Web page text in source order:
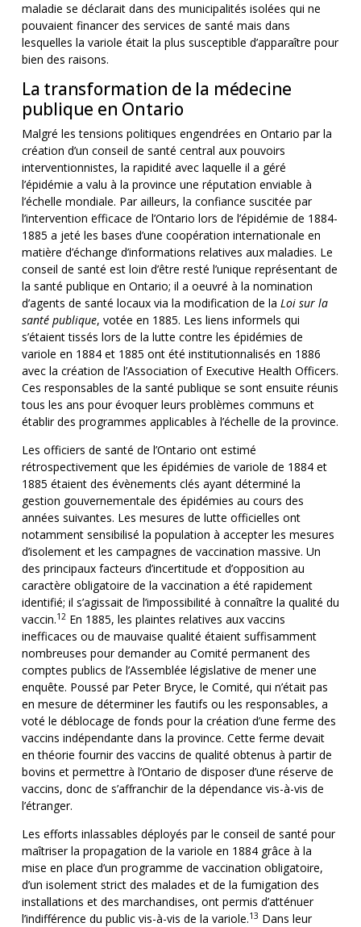
maladie se déclarait dans des municipalités isolées qui ne
pouvaient financer des services de santé mais dans
lesquelles la variole était la plus susceptible d’apparaître pour
bien des raisons.
La transformation de la médecine
publique en Ontario
Malgré les tensions politiques engendrées en Ontario par la
création d’un conseil de santé central aux pouvoirs
interventionnistes, la rapidité avec laquelle il a géré
l’épidémie a valu à la province une réputation enviable à
l’échelle mondiale. Par ailleurs, la confiance suscitée par
l’intervention efficace de l’Ontario lors de l’épidémie de 1884-
1885 a jeté les bases d’une coopération internationale en
matière d’échange d’informations relatives aux maladies. Le
conseil de santé est loin d’être resté l’unique représentant de
la santé publique en Ontario; il a oeuvré à la nomination
d’agents de santé locaux via la modification de la Loi sur la
santé publique, votée en 1885. Les liens informels qui
s’étaient tissés lors de la lutte contre les épidémies de
variole en 1884 et 1885 ont été institutionnalisés en 1886
avec la création de l’Association of Executive Health Officers.
Ces responsables de la santé publique se sont ensuite réunis
tous les ans pour évoquer leurs problèmes communs et
établir des programmes applicables à l’échelle de la province.
Les officiers de santé de l’Ontario ont estimé
rétrospectivement que les épidémies de variole de 1884 et
1885 étaient des évènements clés ayant déterminé la
gestion gouvernementale des épidémies au cours des
années suivantes. Les mesures de lutte officielles ont
notamment sensibilisé la population à accepter les mesures
d’isolement et les campagnes de vaccination massive. Un
des principaux facteurs d’incertitude et d’opposition au
caractère obligatoire de la vaccination a été rapidement
identifié; il s’agissait de l’impossibilité à connaître la qualité du
vaccin.12En 1885, les plaintes relatives aux vaccins
inefficaces ou de mauvaise qualité étaient suffisamment
nombreuses pour demander au Comité permanent des
comptes publics de l’Assemblée législative de mener une
enquête. Poussé par Peter Bryce, le Comité, qui n’était pas
en mesure de déterminer les fautifs ou les responsables, a
voté le déblocage de fonds pour la création d’une ferme des
vaccins indépendante dans la province. Cette ferme devait
en théorie fournir des vaccins de qualité obtenus à partir de
bovins et permettre à l’Ontario de disposer d’une réserve de
vaccins, donc de s’affranchir de la dépendance vis-à-vis de
l’étranger.
Les efforts inlassables déployés par le conseil de santé pour
maîtriser la propagation de la variole en 1884 grâce à la
mise en place d’un programme de vaccination obligatoire,
d’un isolement strict des malades et de la fumigation des
installations et des marchandises, ont permis d’atténuer
l’indifférence du public vis-à-vis de la variole.13 Dans leur